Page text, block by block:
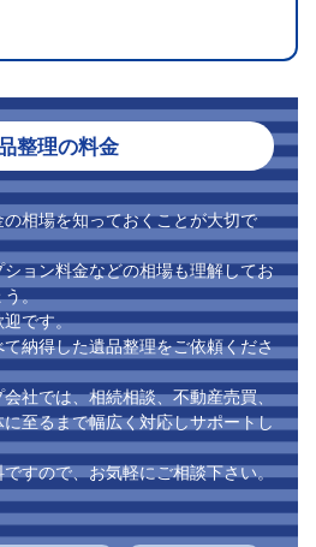
整理の料金
相場を知っておくことが大切で
ョン料金などの相場も理解してお
う。
です。
納得した遺品整理をご依頼くださ
社では、相続相談、不動産売買、
至るまで幅広く対応しサポートし
すので、お気軽にご相談下さい。